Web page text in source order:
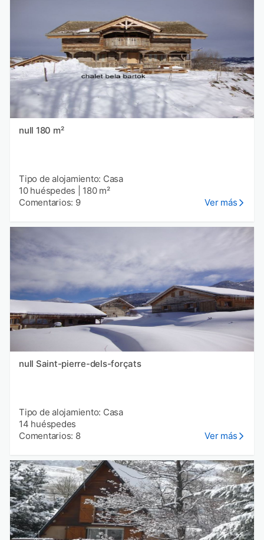
null 180 m²
Tipo de alojamiento: Casa
10 huéspedes
180 m²
Comentarios: 9
Ver más
null Saint-pierre-dels-forçats
Tipo de alojamiento: Casa
14 huéspedes
Comentarios: 8
Ver más